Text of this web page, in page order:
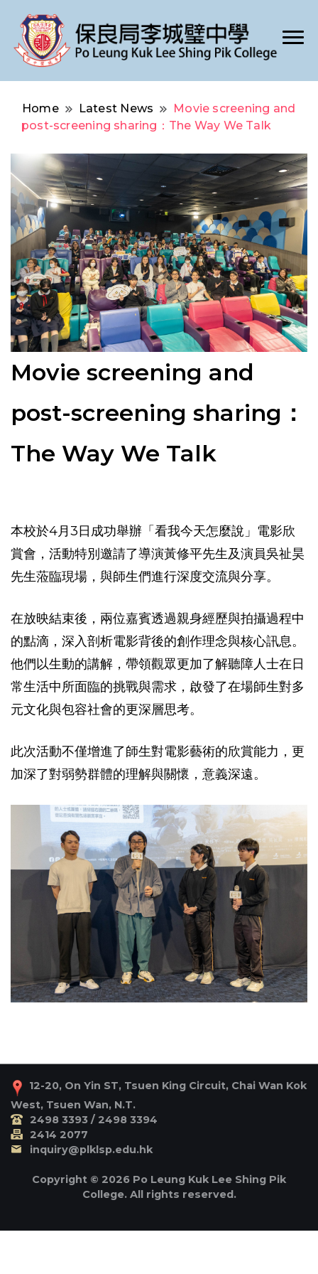
Po Leung Kuk Lee Shing Pik College
Home Latest News
Movie screening and
post-screening sharing：The Way We Talk
Movie screening and
post-screening sharing：
The Way We Talk
本校於4月3日成功舉辦「看我今天怎麼說」電影欣
賞會，活動特別邀請了導演黃修平先生及演員吳祉昊
先生蒞臨現場，與師生們進行深度交流與分享。
在放映結束後，兩位嘉賓透過親身經歷與拍攝過程中
的點滴，深入剖析電影背後的創作理念與核心訊息。
他們以生動的講解，帶領觀眾更加了解聽障人士在日
常生活中所面臨的挑戰與需求，啟發了在場師生對多
元文化與包容社會的更深層思考。
此次活動不僅增進了師生對電影藝術的欣賞能力，更
加深了對弱勢群體的理解與關懷，意義深遠。
12-20, On Yin ST, Tsuen King Circuit, Chai Wan Kok
West, Tsuen Wan, N.T.
2498 3393 / 2498 3394
2414 2077
inquiry@plklsp.edu.hk
Copyright © 2026 Po Leung Kuk Lee Shing Pik
College. All rights reserved.